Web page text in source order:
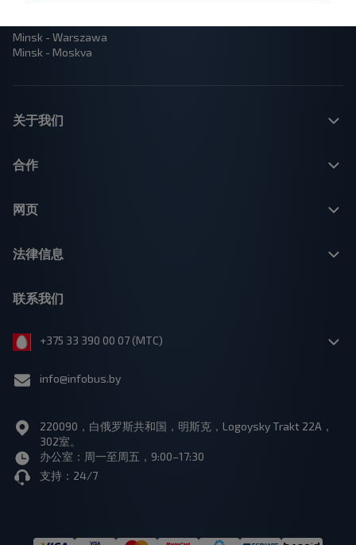
Minsk - Warszawa
Minsk - Moskva
关于我们
合作
网页
法律信息
联系我们
+375 33 390 00 07 (МТС)
info@infobus.by
220090，白俄罗斯共和国，明斯克，Logoysky Trakt 22A，
302室。
办公室：周一至周五，9:00–17:30
支持：24/7